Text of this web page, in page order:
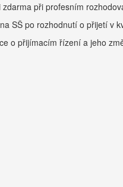
při profesním
SŠ po rozhodnutí o přijetí v
o přijímacím řízení a jeho